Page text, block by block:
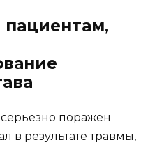
поражен
в результате травмы,